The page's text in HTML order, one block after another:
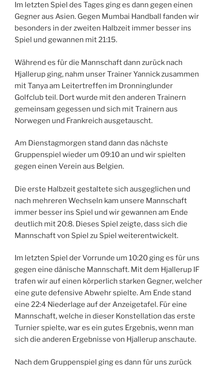
Im letzten Spiel des Tages ging es dann gegen einen
Gegner aus Asien. Gegen Mumbai Handball fanden wir
besonders in der zweiten Halbzeit immer besser ins
Spiel und gewannen mit 21:15.
Während es für die Mannschaft dann zurück nach
Hjallerup ging, nahm unser Trainer Yannick zusammen
mit Tanya am Leitertreffen im Dronninglunder
Golfclub teil. Dort wurde mit den anderen Trainern
gemeinsam gegessen und sich mit Trainern aus
Norwegen und Frankreich ausgetauscht.
Am Dienstagmorgen stand dann das nächste
Gruppenspiel wieder um 09:10 an und wir spielten
gegen einen Verein aus Belgien.
Die erste Halbzeit gestaltete sich ausgeglichen und
nach mehreren Wechseln kam unsere Mannschaft
immer besser ins Spiel und wir gewannen am Ende
deutlich mit 20:8. Dieses Spiel zeigte, dass sich die
Mannschaft von Spiel zu Spiel weiterentwickelt.
Im letzten Spiel der Vorrunde um 10:20 ging es für uns
gegen eine dänische Mannschaft. Mit dem Hjallerup IF
trafen wir auf einen körperlich starken Gegner, welcher
eine gute defensive Abwehr spielte. Am Ende stand
eine 22:4 Niederlage auf der Anzeigetafel. Für eine
Mannschaft, welche in dieser Konstellation das erste
Turnier spielte, war es ein gutes Ergebnis, wenn man
sich die anderen Ergebnisse von Hjallerup anschaute.
Nach dem Gruppenspiel ging es dann für uns zurück